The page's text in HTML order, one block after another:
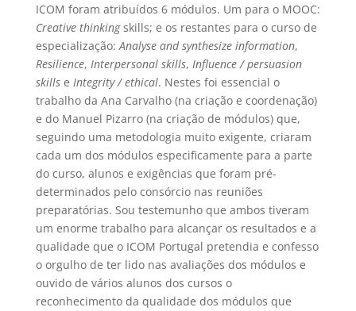
ICOM foram atribuídos 6 módulos. Um para o MOOC:
Creative thinkingskills; e os restantes para o curso de
especialização:Analyse and synthesize information,
Resilience, Interpersonal skills, Influence / persuasion
skillse Integrity / ethical. Nestes foi essencial o
trabalho da Ana Carvalho (na criação e coordenação)
e do Manuel Pizarro (na criação de módulos) que,
seguindo uma metodologia muito exigente, criaram
cada um dos módulos especificamente para a parte
do curso, alunos e exigências que foram pré-
determinados pelo consórcio nas reuniões
preparatórias. Sou testemunho que ambos tiveram
um enorme trabalho para alcançar os resultados e a
qualidade que o ICOM Portugal pretendia e confesso
o orgulho de ter lido nas avaliações dos módulos e
ouvido de vários alunos dos cursos o
reconhecimento da qualidade dos módulos que